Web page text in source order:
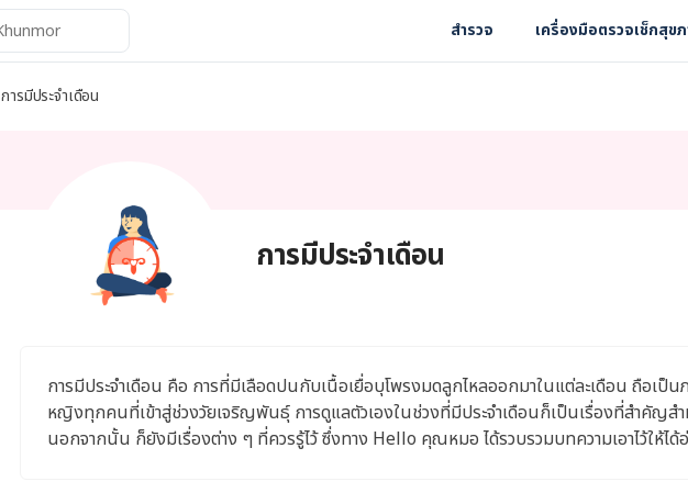
สำรวจ เครื่องมือตรวจเช็กสุข
การมีประจำเดือน
การมีประจำเดือน
การมีประจำเดือน คือ การที่มีเลือดปนกับเนื้อเยื่อบุโพรงมดลูกไหลออกมาในแต่ละเดือน ถือเป็
หญิงทุกคนที่เข้าสู่ช่วงวัยเจริญพันธุ์ การดูแลตัวเองในช่วงที่มีประจำเดือนก็เป็นเรื่องที่สำคั
นอกจากนั้น ก็ยังมีเรื่องต่าง ๆ ที่ควรรู้ไว้ ซึ่งทาง Hello คุณหมอ ได้รวบรวมบทความเอาไว้ให้ไ